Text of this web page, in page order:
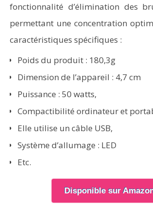
fonctionnalité d’élimination des
permettant une concentration
caractéristiques spécifiques :
Poids du produit : 180,3g
Dimension de l’appareil : 4,7 cm
Puissance : 50 watts,
Compactibilité ordinateur et
Elle utilise un câble USB,
Système d’allumage : LED
Etc.
Disponible sur